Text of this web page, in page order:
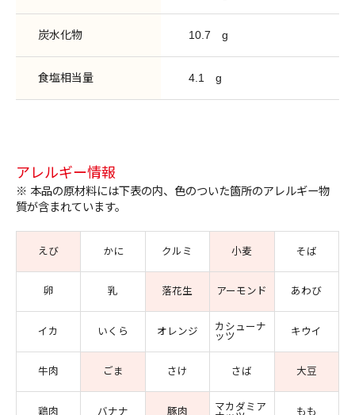
炭水化物 10.7 g
食塩相当量 4.1 g
アレルギー情報
※ 本品の原材料には下表の内、色のついた箇所のアレルギー物
質が含まれています。
えび かに クルミ 小麦 そば
卵 乳 落花生 アーモンド あわび
イカ いくら オレンジ
カシューナ
ッツ
キウイ
牛肉 ごま さけ さば 大豆
鶏肉 バナナ 豚肉
マカダミア
もも